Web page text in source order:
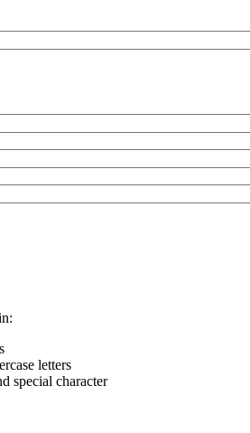
letters
special character